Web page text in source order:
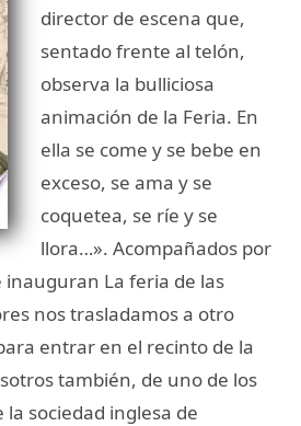
director de escena que,
sentado frente al telón,
observa la bulliciosa
animación de la Feria. En
ella se come y se bebe en
exceso, se ama y se
coquetea, se ríe y se
llora…». Acompañados por
inauguran La feria de las
nos trasladamos a otro
entrar en el recinto de la
también, de uno de los
sociedad inglesa de